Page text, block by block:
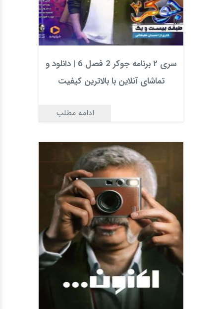
سری ۲ برنامه جوکر 2 فصل 6 | دانلود و
تماشای آنلاین با بالاترین کیفیت
ادامه مطلب